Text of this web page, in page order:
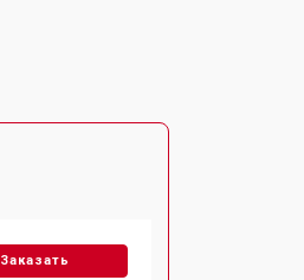
Заказать